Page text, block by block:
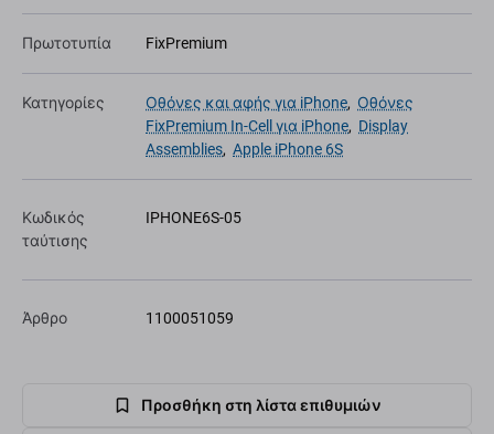
Πρωτοτυπία FixPremium
Κατηγορίες Οθόνες και αφής για iPhone, Οθόνες
FixPremium In-Cell για iPhone, Display
Assemblies, Apple iPhone 6S
Κωδικός
ταύτισης
IPHONE6S-05
Άρθρο 1100051059
Προσθήκη στη λίστα επιθυμιών